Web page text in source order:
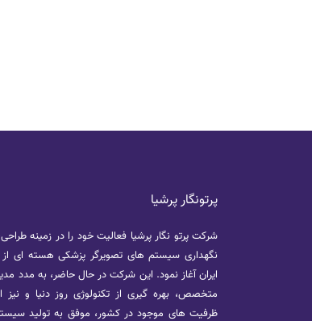
پرتونگار پرشیا
شرکت پرتو نگار پرشیا فعالیت خود را در زمینه
ایران آغاز نمود. این شرکت در حال حاضر، به مدد
متخصص، بهره گیری از تکنولوژی روز دنیا و نیز
ظرفیت های موجود در کشور، موفق به تولید